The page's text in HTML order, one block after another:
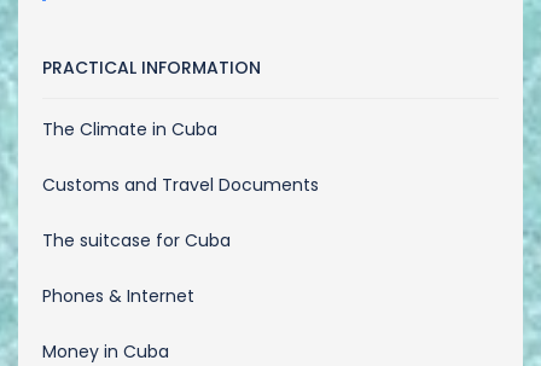
PRACTICAL INFORMATION
The Climate in Cuba
Customs and Travel Documents
The suitcase for Cuba
Phones & Internet
Money in Cuba